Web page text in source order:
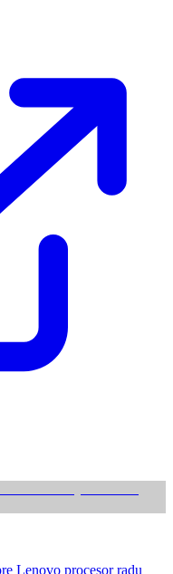
Lenovo procesor radu